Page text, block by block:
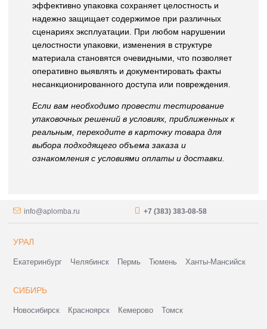
эффективно упаковка сохраняет целостность и
надежно защищает содержимое при различных
сценариях эксплуатации. При любом нарушении
целостности упаковки, изменения в структуре
материала становятся очевидными, что позволяет
оперативно выявлять и документировать факты
несанкционированного доступа или повреждения.
Если вам необходимо провести тестирование
упаковочных решений в условиях, приближенных к
реальным, переходите в карточку товара для
выбора подходящего объема заказа и
ознакомления с условиями оплаты и доставки.
info@aplomba.ru +7 (383) 383-08-58
УРАЛ
Екатеринбург Челябинск Пермь Тюмень Ханты-Мансийск
СИБИРЬ
Новосибирск Красноярск Кемерово Томск